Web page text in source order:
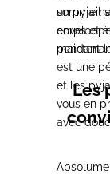
sommeil
pendant
un
corps et
est une
et les
vous en
avec
Les